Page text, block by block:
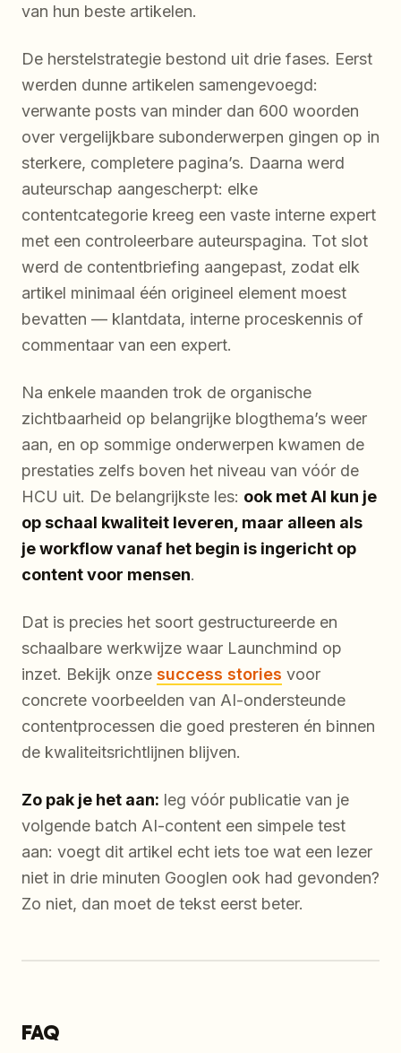
van hun beste artikelen.
De herstelstrategie bestond uit drie fases. Eerst
werden dunne artikelen samengevoegd:
verwante posts van minder dan 600 woorden
over vergelijkbare subonderwerpen gingen op in
sterkere, completere pagina’s. Daarna werd
auteurschap aangescherpt: elke
contentcategorie kreeg een vaste interne expert
met een controleerbare auteurspagina. Tot slot
werd de contentbriefing aangepast, zodat elk
artikel minimaal één origineel element moest
bevatten — klantdata, interne proceskennis of
commentaar van een expert.
Na enkele maanden trok de organische
zichtbaarheid op belangrijke blogthema’s weer
aan, en op sommige onderwerpen kwamen de
prestaties zelfs boven het niveau van vóór de
HCU uit. De belangrijkste les: ook met AI kun je
op schaal kwaliteit leveren, maar alleen als
je workflow vanaf het begin is ingericht op
content voor mensen.
Dat is precies het soort gestructureerde en
schaalbare werkwijze waar Launchmind op
inzet. Bekijk onze success stories voor
concrete voorbeelden van AI-ondersteunde
contentprocessen die goed presteren én binnen
de kwaliteitsrichtlijnen blijven.
Zo pak je het aan: leg vóór publicatie van je
volgende batch AI-content een simpele test
aan: voegt dit artikel echt iets toe wat een lezer
niet in drie minuten Googlen ook had gevonden?
Zo niet, dan moet de tekst eerst beter.
FAQ